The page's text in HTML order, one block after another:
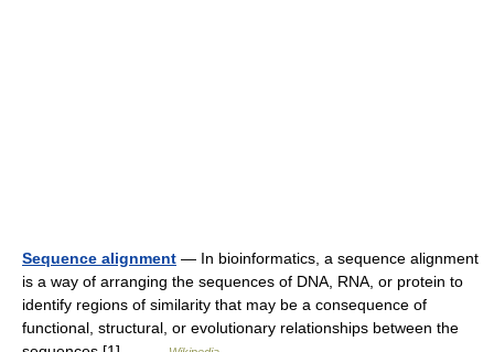
Sequence alignment — In bioinformatics, a sequence alignment
is a way of arranging the sequences of DNA, RNA, or protein to
identify regions of similarity that may be a consequence of
functional, structural, or evolutionary relationships between the